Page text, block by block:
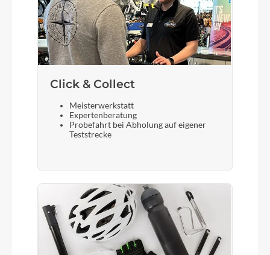
Sattelstütze
Cannondale C1 Aero 27 Carbon, SmartSense
compatible, 0mm offset (46cm), 20mm offset (51-
61cm)
Click & Collect
Meisterwerkstatt
Expertenberatung
Probefahrt bei Abholung auf eigener
Teststrecke